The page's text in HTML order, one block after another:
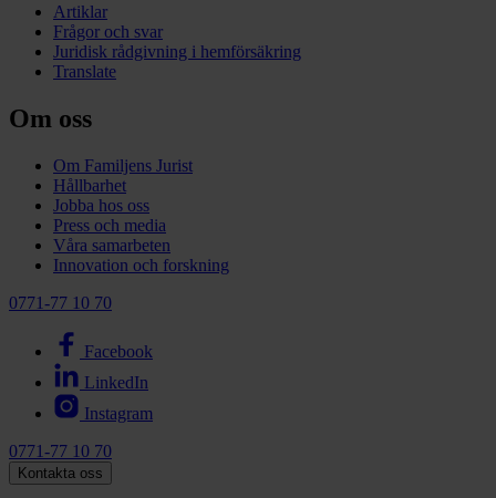
Artiklar
Frågor och svar
Juridisk rådgivning i hemförsäkring
Translate
Om oss
Om Familjens Jurist
Hållbarhet
Jobba hos oss
Press och media
Våra samarbeten
Innovation och forskning
0771-77 10 70
Facebook
LinkedIn
Instagram
0771-77 10 70
Kontakta oss